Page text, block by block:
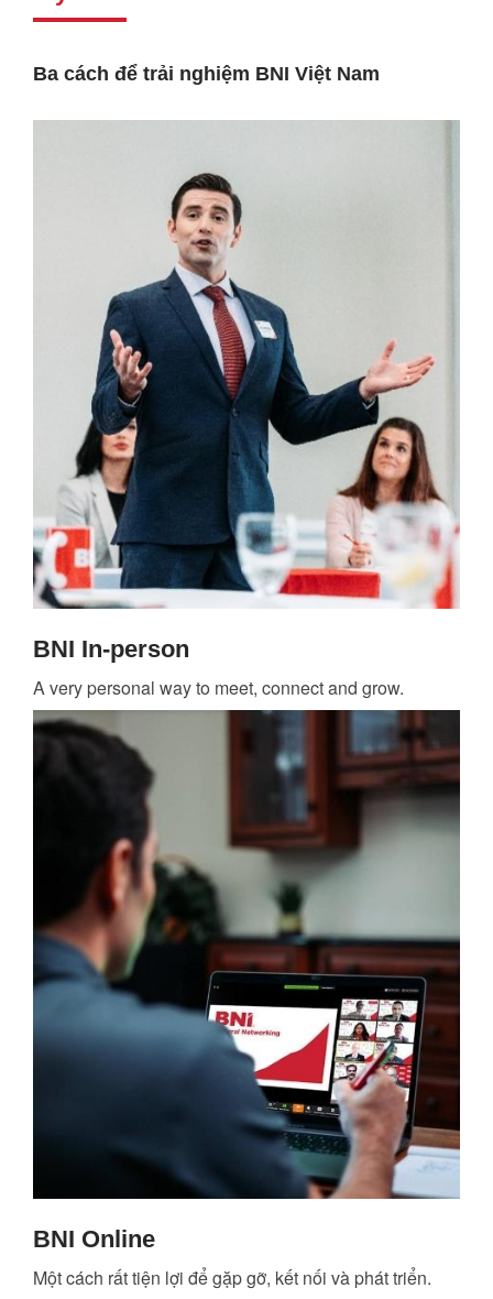
Ba cách để trải nghiệm BNI Việt Nam
BNI In-person
A very personal way to meet, connect and grow.
BNI Online
Một cách rất tiện lợi để gặp gỡ, kết nối và phát triển.